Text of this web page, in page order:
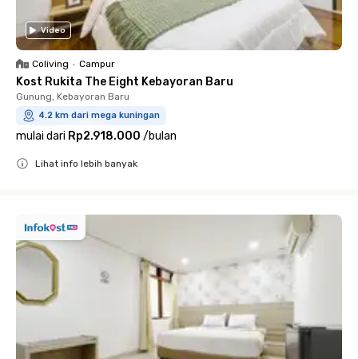
Video
Coliving • Campur
Kost Rukita The Eight Kebayoran Baru
Gunung, Kebayoran Baru
4.2 km dari mega kuningan
mulai dari Rp2.918.000 /bulan
Lihat info lebih banyak